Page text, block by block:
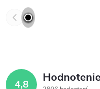
4,8